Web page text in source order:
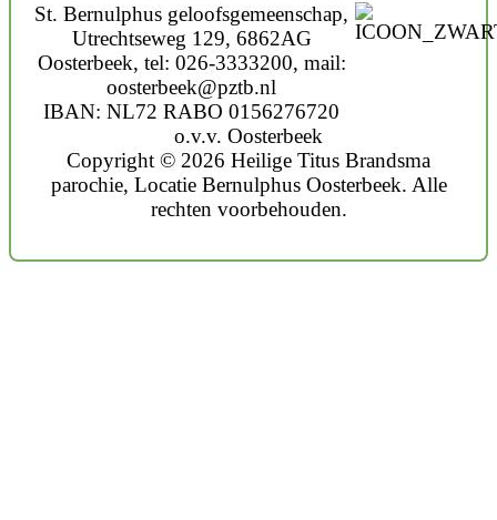
St. Bernulphus geloofsgemeenschap,
Utrechtseweg 129, 6862AG
Oosterbeek, tel: 026-3333200, mail:
oosterbeek@pztb.nl
IBAN: NL72 RABO 0156276720
o.v.v. Oosterbeek
Copyright © 2026 Heilige Titus Brandsma
parochie, Locatie Bernulphus Oosterbeek. Alle
rechten voorbehouden.